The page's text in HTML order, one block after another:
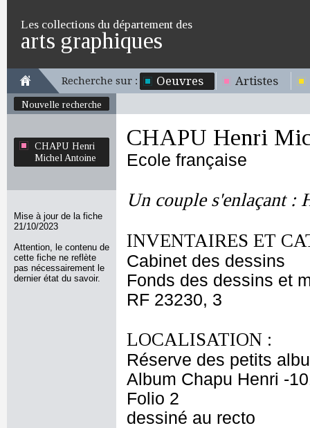
Les collections du département des
arts graphiques
Recherche sur : Oeuvres Artistes
Nouvelle recherche
CHAPU Henri
Michel Antoine
Mise à jour de la fiche
21/10/2023
Attention, le contenu de
cette fiche ne reflète
pas nécessairement le
dernier état du savoir.
CHAPU Henri
Ecole française
Un couple s'enlaçant :
INVENTAIRES ET
Cabinet des dessins
Fonds des dessins et
RF 23230, 3
LOCALISATION :
Réserve des petits
Album Chapu Henri -
Folio 2
dessiné au recto